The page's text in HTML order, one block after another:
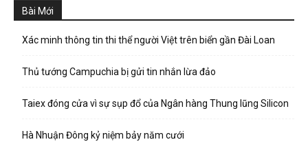
Bài Mới
Xác minh thông tin thi thể người Việt trên biển gần Đài Loan
Thủ tướng Campuchia bị gửi tin nhắn lừa đảo
Taiex đóng cửa vì sự sụp đổ của Ngân hàng Thung lũng Silicon
Hà Nhuận Đông kỷ niệm bảy năm cưới